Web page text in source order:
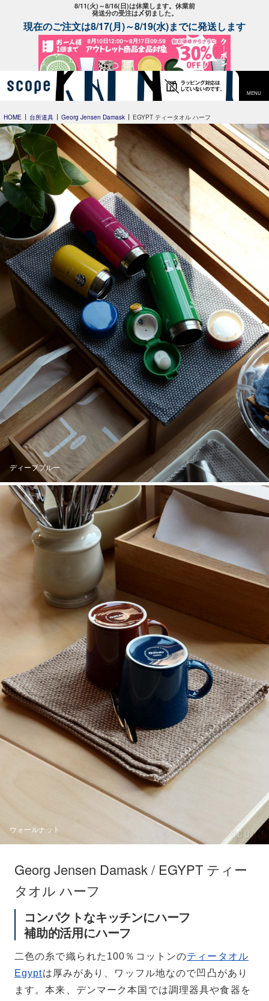
8/11(火)～8/16(日)は休業します。休業前
発送分の受注は〆切ました。
現在のご注文は8/17(月)～8/19(水)までに発送します
MENU
HOME 台所道具 Georg Jensen Damask EGYPT ティータオル ハーフ
ディープブルー
ウォールナット
Georg Jensen Damask / EGYPT ティー
タオル ハーフ
コンパクトなキッチンにハーフ
補助的活用にハーフ
二色の糸で織られた100％コットンのティータオル
Egyptは厚みがあり、ワッフル地なので凹凸があり
ます。本来、デンマーク本国では調理器具や食器を